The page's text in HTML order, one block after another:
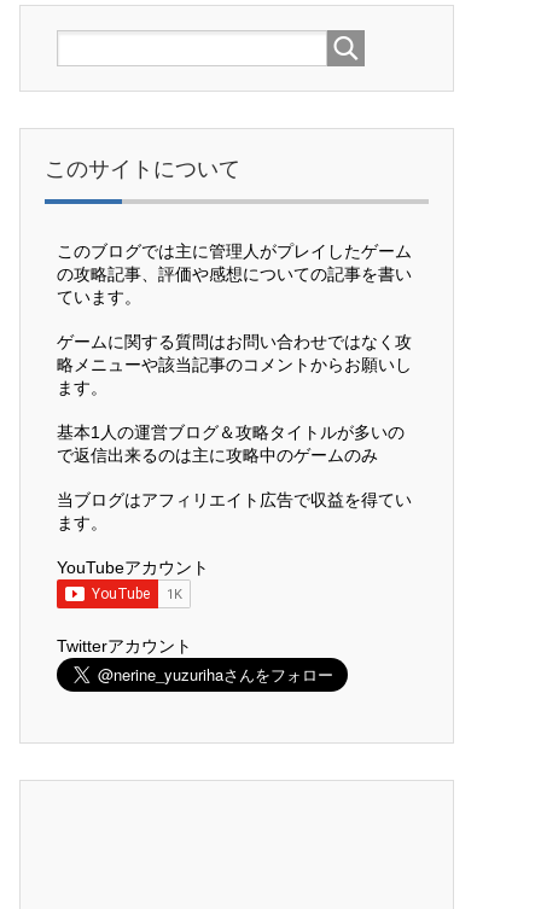
このサイトについて
このブログでは主に管理人がプレイしたゲーム
の攻略記事、評価や感想についての記事を書い
ています。
ゲームに関する質問はお問い合わせではなく攻
略メニューや該当記事のコメントからお願いし
ます。
基本1人の運営ブログ＆攻略タイトルが多いの
で返信出来るのは主に攻略中のゲームのみ
当ブログはアフィリエイト広告で収益を得てい
ます。
YouTubeアカウント
Twitterアカウント